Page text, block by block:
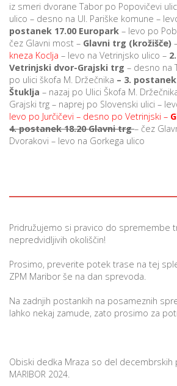
iz smeri dvorane Tabor po Popovičevi
ulico – desno na Ul. Pariške komune –
postanek 17.00 Europark – levo po
čez Glavni most – Glavni trg (krožišče)
kneza Koclja – levo na Vetrinjsko ulico – 2.
Vetrinjski dvor-Grajski trg – desno na
po ulici škofa M. Držečnika – 3.
Štuklja – nazaj po Ulici Škofa M.
Grajski trg – naprej po Slovenski ulici –
levo po Jurčičevi – desno po Vetrinjski –
4. postanek 18.20 Glavni trg – čez
Dvorakovi – levo na Gorkega ulico
Pridružujemo si pravico do spremembe
nepredvidljivih okoliščin!
Prosimo, preverite potek trase na tej
ZPM Maribor še na dan sprevoda.
Na zadnjih postankih na posameznih
lahko nekaj zamude, zato prosimo za
Obiski dedka Mraza so del decembrskih
MARIBOR 2024.